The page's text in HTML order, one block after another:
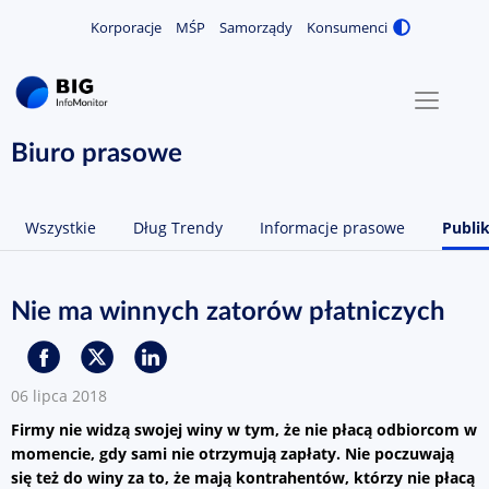
Korporacje MŚP Samorządy Konsumenci
MENU
O NAS
KONTAKT
Biuro prasowe
Wszystkie Dług Trendy Informacje prasowe
Nie ma winnych zatorów płatniczych
06 lipca 2018
Firmy nie widzą swojej winy w tym, że nie płacą odbiorcom w
momencie, gdy sami nie otrzymują zapłaty. Nie poczuwają
się też do winy za to, że mają kontrahentów, którzy nie płacą